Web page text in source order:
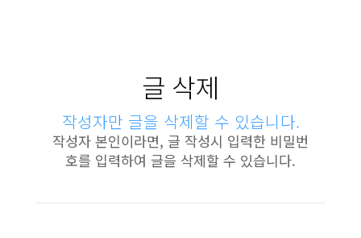
글 삭제
작성자만 글을 삭제할 수 있습니다.
작성자 본인이라면, 글 작성시 입력한 비밀번
호를 입력하여 글을 삭제할 수 있습니다.